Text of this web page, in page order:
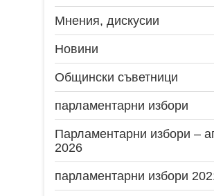
Мнения, дискусии
Новини
Общински съветници
парламентарни избори
Парламентарни избори –
2026
парламентарни избори